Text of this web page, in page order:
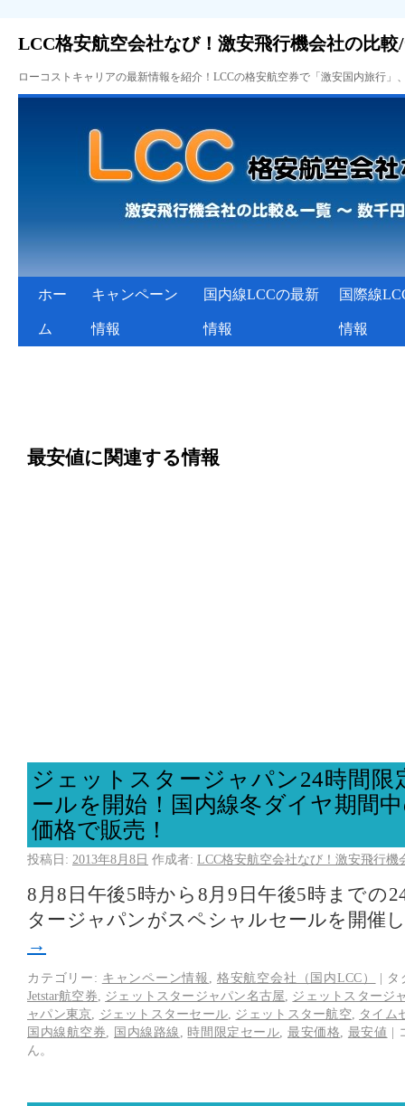
LCC格安航空会社なび！激安飛行機会社の比較
ローコストキャリアの最新情報を紹介！LCCの格安航空券で「激安国内旅行
ホー
ム
キャンペーン
情報
国内線LCCの最新
情報
国際線
情報
最安値に関連する情報
ジェットスタージャパン24時間
ールを開始！国内線冬ダイヤ期間
価格で販売！
投稿日: 2013年8月8日 作成者: LCC格安航空会社なび！激安飛行機
8月8日午後5時から8月9日午後5時までの
タージャパンがスペシャルセールを開催
→
カテゴリー: キャンペーン情報 格安航空会社（国内LCC） | タ
Jetstar航空券
ジェットスタージャパン名古屋
ジェットスタージ
ャパン東京
ジェットスターセール ジェットスター航空
タイム
国内線航空券
国内線路線 時間限定セール 最安価格 最安値 |
ん。